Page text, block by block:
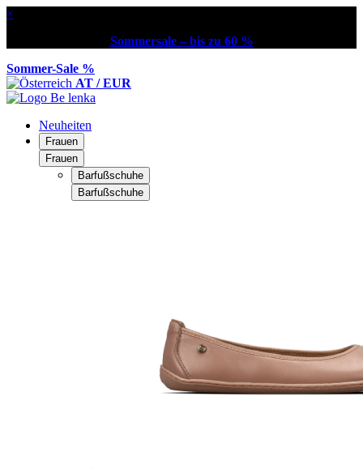
×
Sommersale – bis zu 60 %
Sommer-Sale %
AT / EUR
Neuheiten
Frauen
Frauen
Barfußschuhe
Barfußschuhe